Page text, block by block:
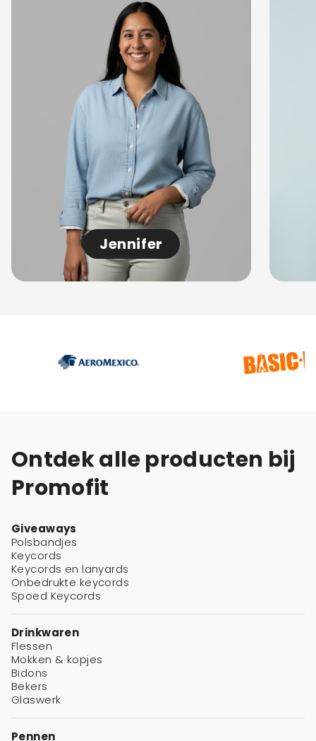
Jennifer
Ontdek alle producten bij
Promofit
Giveaways
Polsbandjes
Keycords
Keycords en lanyards
Onbedrukte keycords
Spoed Keycords
Drinkwaren
Flessen
Mokken & kopjes
Bidons
Bekers
Glaswerk
Pennen